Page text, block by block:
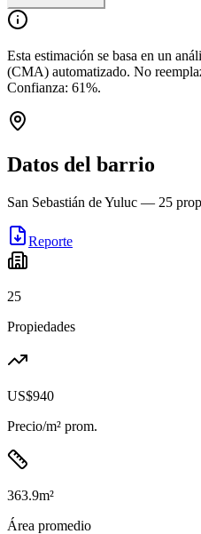
Esta estimación se basa en un
(CMA) automatizado. No
Confianza: 61%.
Datos del barrio
San Sebastián de Yuluc — 25
Reporte
25
Propiedades
US$940
Precio/m² prom.
363.9m²
Área promedio